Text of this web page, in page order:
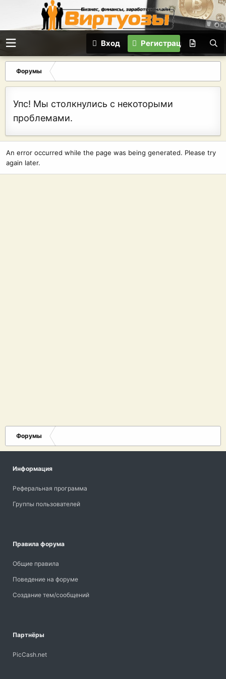
Вход Регистрация
Форумы
Упс! Мы столкнулись с некоторыми
проблемами.
An error occurred while the page was being generated. Please try
again later.
Форумы
Информация
Реферальная программа
Группы пользователей
Правила форума
Общие правила
Поведение на форуме
Создание тем/сообщений
Партнёры
PicCash.net